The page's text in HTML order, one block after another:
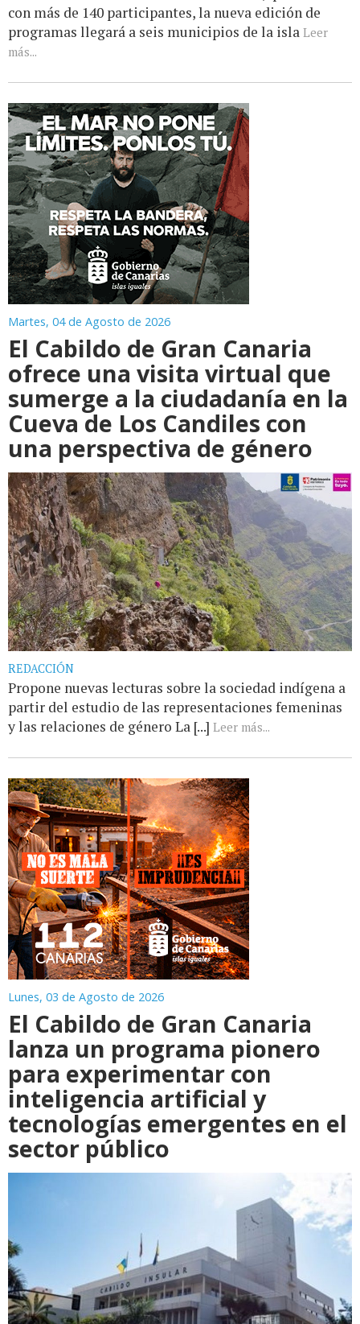
con más de 140 participantes, la nueva edición de
programas llegará a seis municipios de la isla Leer
más...
Martes, 04 de Agosto de 2026
El Cabildo de Gran Canaria
ofrece una visita virtual que
sumerge a la ciudadanía en la
Cueva de Los Candiles con
una perspectiva de género
REDACCIÓN
Propone nuevas lecturas sobre la sociedad indígena a
partir del estudio de las representaciones femeninas
y las relaciones de género La [...] Leer más...
Lunes, 03 de Agosto de 2026
El Cabildo de Gran Canaria
lanza un programa pionero
para experimentar con
inteligencia artificial y
tecnologías emergentes en el
sector público